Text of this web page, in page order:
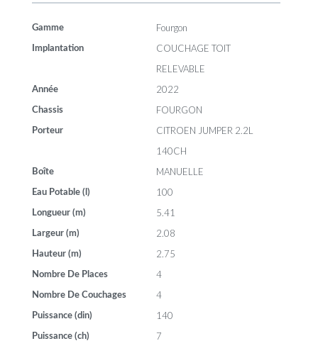
Gamme Fourgon
Implantation
COUCHAGE TOIT
RELEVABLE
Année 2022
Chassis FOURGON
Porteur
CITROEN JUMPER 2.2L
140CH
Boîte MANUELLE
Eau Potable (l) 100
Longueur (m) 5.41
Largeur (m) 2.08
Hauteur (m) 2.75
Nombre De Places 4
Nombre De Couchages 4
Puissance (din) 140
Puissance (ch) 7